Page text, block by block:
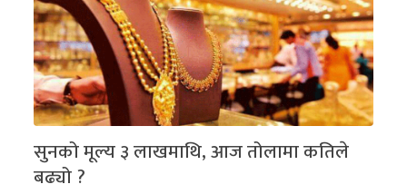
सुनको मूल्य ३ लाखमाथि, आज तोलामा कतिले
बढ्यो ?